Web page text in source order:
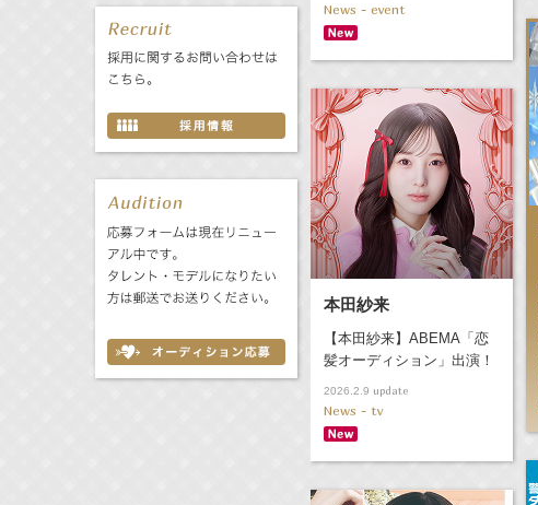
News - event
本田紗来
【本田紗来】ABEMA「恋
髪オーディション」出演！
2026.2.9 update
News - tv